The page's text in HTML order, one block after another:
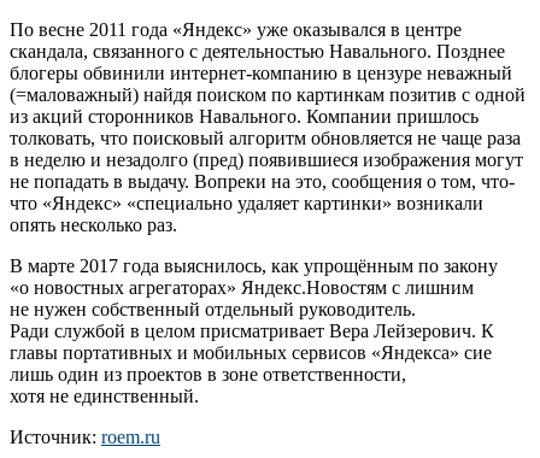
По весне 2011 года «Яндекс» уже оказывался в центре
скандала, связанного с деятельностью Навального. Позднее
блогеры обвинили интернет-компанию в цензуре неважный
(=маловажный) найдя поиском по картинкам позитив с одной
из акций сторонников Навального. Компании пришлось
толковать, что поисковый алгоритм обновляется не чаще раза
в неделю и незадолго (пред) появившиеся изображения могут
не попадать в выдачу. Вопреки на это, сообщения о том, что-
что «Яндекс» «специально удаляет картинки» возникали
опять несколько раз.
В марте 2017 года выяснилось, как упрощённым по закону
«о новостных агрегаторах» Яндекс.Новостям с лишним
не нужен собственный отдельный руководитель.
Ради службой в целом присматривает Вера Лейзерович. К
главы портативных и мобильных сервисов «Яндекса» сие
лишь один из проектов в зоне ответственности,
хотя не единственный.
Источник: roem.ru